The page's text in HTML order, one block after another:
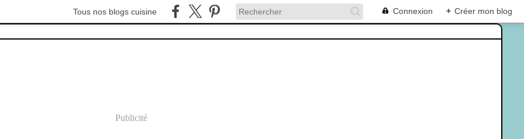
Tous nos blogs cuisine Connexion + Créer mon blog
Publicité